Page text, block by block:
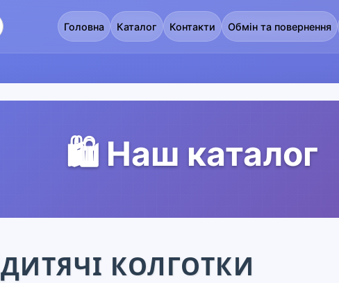
Головна Каталог Контакти Обмін та повернення
🛍️ Наш каталог
ДИТЯЧІ КОЛГОТКИ